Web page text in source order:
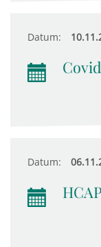
Datum:
Datum: